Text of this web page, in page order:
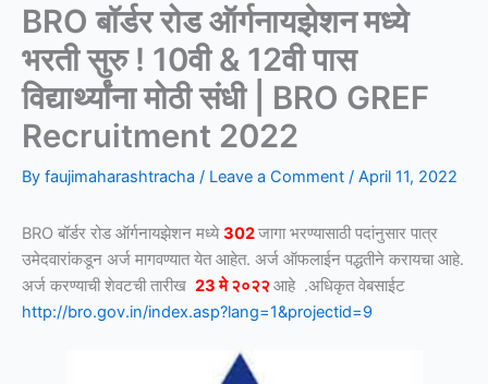
BRO बॉर्डर रोड ऑर्गनायझेशन मध्ये
भरती सुरु ! 10वी & 12वी पास
विद्यार्थ्यांना मोठी संधी | BRO GREF
Recruitment 2022
By faujimaharashtracha / Leave a Comment / April 11, 2022
BRO बॉर्डर रोड ऑर्गनायझेशन मध्ये302जागा भरण्यासाठी पदांनुसार पात्र
उमेदवारांकडून अर्ज मागवण्यात येत आहेत. अर्ज ऑफलाईन पद्धतीने करायचा आहे.
अर्ज करण्याची शेवटची तारीख 23 मे २०२२ आहे .अधिकृत वेबसाईट
http://bro.gov.in/index.asp?lang=1&projectid=9